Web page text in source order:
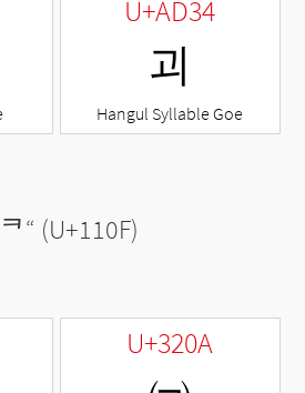
U+AD34
괴
Hangul Syllable Goe
ᄏ“ (U+110F)
U+320A